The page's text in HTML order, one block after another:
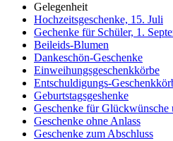
Gelegenheit
Hochzeitsgeschenke, 15. Juli
Gechenke für Schüler, 1.
Beileids-Blumen
Dankeschön-Geschenke
Einweihungsgeschenkkörbe
Entschuldigungs-
Geburtstagsgeshenke
Geschenke für Glückwünsche
Geschenke ohne Anlass
Geschenke zum Abschluss